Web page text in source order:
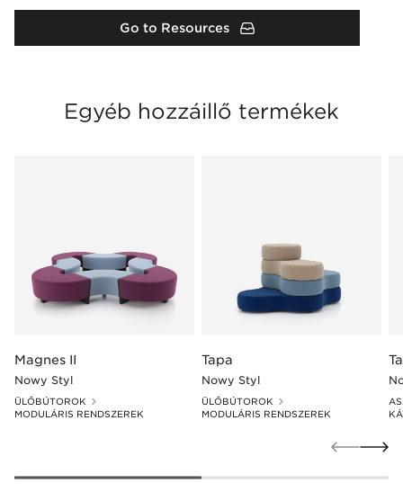
Go to Resources
Egyéb hozzáillő termékek
Magnes II
Nowy Styl
ÜLŐBÚTOROK
MODULÁRIS RENDSZEREK
Tapa
Nowy Styl
ÜLŐBÚTOROK
MODULÁRIS RENDSZEREK